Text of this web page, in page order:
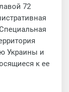
72
Украины и
к ее